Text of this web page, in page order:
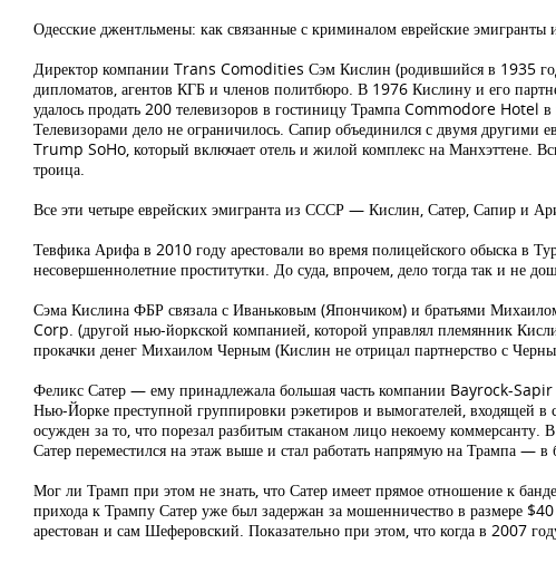
Одесские джентльмены: как связанные с криминалом еврейские эмигранты
Директор компании Trans Comodities Сэм Кислин (родившийся в 1935
дипломатов, агентов КГБ и членов политбюро. В 1976 Кислину и его
удалось продать 200 телевизоров в гостиницу Трампа Commodore Hotel
Телевизорами дело не ограничилось. Сапир объединился с двумя
Trump SoHo, который включает отель и жилой комплекс на Манхэттене.
троица.
Все эти четыре еврейских эмигранта из СССР — Кислин, Сатер, Сапир и
Тевфика Арифа в 2010 году арестовали во время полицейского обыска в
несовершеннолетние проститутки. До суда, впрочем, дело тогда так и не
Сэма Кислина ФБР связала с Иваньковым (Япончиком) и братьями
Corp. (другой нью-йоркской компанией, которой управлял племянник
прокачки денег Михаилом Черным (Кислин не отрицал партнерство с
Феликс Сатер — ему принадлежала большая часть компании Bayrock-
Нью-Йорке преступной группировки рэкетиров и вымогателей, входящей
осужден за то, что порезал разбитым стаканом лицо некоему
Сатер переместился на этаж выше и стал работать напрямую на Трампа
Мог ли Трамп при этом не знать, что Сатер имеет прямое отношение к
прихода к Трампу Сатер уже был задержан за мошенничество в размере
арестован и сам Шеферовский. Показательно при этом, что когда в 2007